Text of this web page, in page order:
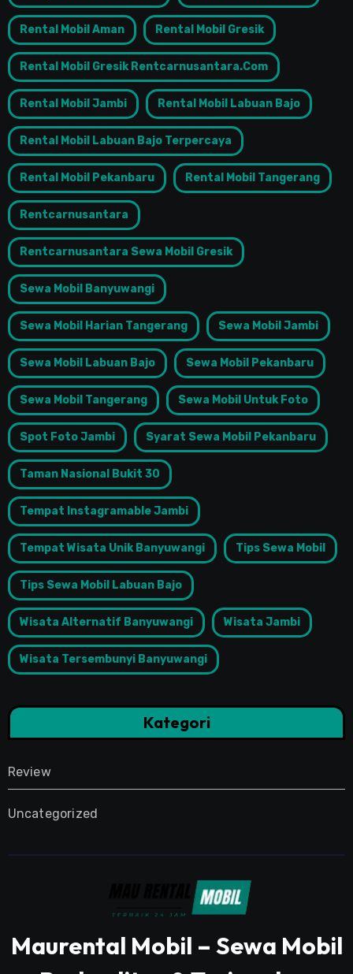
Rental Mobil Aman Rental Mobil Gresik
Rental Mobil Gresik Rentcarnusantara.com
Rental Mobil Jambi Rental Mobil Labuan Bajo
Rental Mobil Labuan Bajo Terpercaya
Rental Mobil Pekanbaru Rental Mobil Tangerang
Rentcarnusantara
Rentcarnusantara Sewa Mobil Gresik
Sewa Mobil Banyuwangi
Sewa Mobil Harian Tangerang Sewa Mobil Jambi
Sewa Mobil Labuan Bajo Sewa Mobil Pekanbaru
Sewa Mobil Tangerang Sewa Mobil Untuk Foto
Spot Foto Jambi Syarat Sewa Mobil Pekanbaru
Taman Nasional Bukit 30
Tempat Instagramable Jambi
Tempat Wisata Unik Banyuwangi Tips Sewa Mobil
Tips Sewa Mobil Labuan Bajo
Wisata Alternatif Banyuwangi Wisata Jambi
Wisata Tersembunyi Banyuwangi
Kategori
Review
Uncategorized
Maurental Mobil – Sewa Mobil